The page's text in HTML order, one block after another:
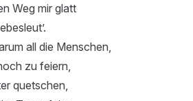
Weg mir glatt
all die Menschen,
zu feiern,
quetschen,